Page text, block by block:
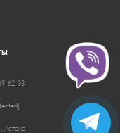
62-33
Астана